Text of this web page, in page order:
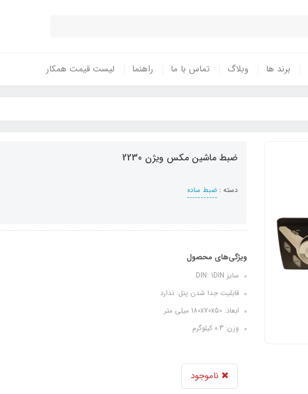
برند ها وبلاگ تماس با ما راهنما لیست قیمت همکار
ضبط ماشین مکس ویژن 2230
دسته : ضبط ساده
ویژگی‌های محصول
سایز DIN: 1DIN
قابلیت جدا شدن پنل: ندارد
ابعاد: 180x70x50 میلی متر
وزن: 0.3 کیلوگرم
ناموجود